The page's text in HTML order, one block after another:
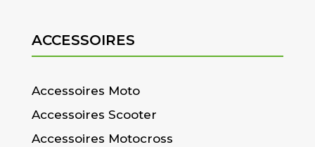
ACCESSOIRES
Accessoires Moto
Accessoires Scooter
Accessoires Motocross